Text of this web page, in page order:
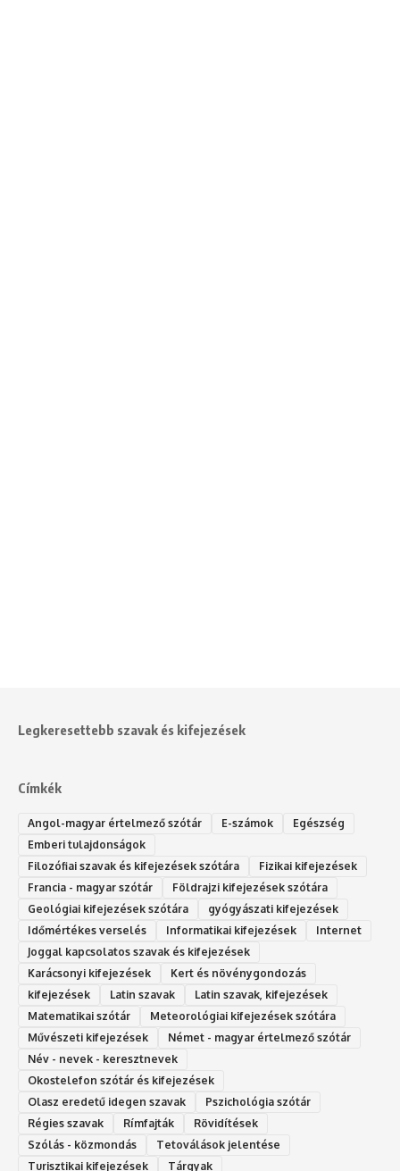
Legkeresettebb szavak és kifejezések
Címkék
Angol-magyar értelmező szótár E-számok
Egészség
Emberi tulajdonságok
Filozófiai szavak és kifejezések szótára
Fizikai kifejezések
Francia - magyar szótár
Földrajzi kifejezések szótára
Geológiai kifejezések szótára
gyógyászati kifejezések
Időmértékes verselés
Informatikai kifejezések
Internet
Joggal kapcsolatos szavak és kifejezések
Karácsonyi kifejezések
Kert és növénygondozás
kifejezések
Latin szavak
Latin szavak, kifejezések
Matematikai szótár
Meteorológiai kifejezések szótára
Művészeti kifejezések
Német - magyar értelmező szótár
Név - nevek - keresztnevek
Okostelefon szótár és kifejezések
Olasz eredetű idegen szavak
Ps‮gólohciz‬ia s‮átóz‬r
Régies szavak
Rímfajták
Rövidítések
Szólás - közmondás
Tetoválások jelentése
Turisztikai kifejezések
Tárgyak